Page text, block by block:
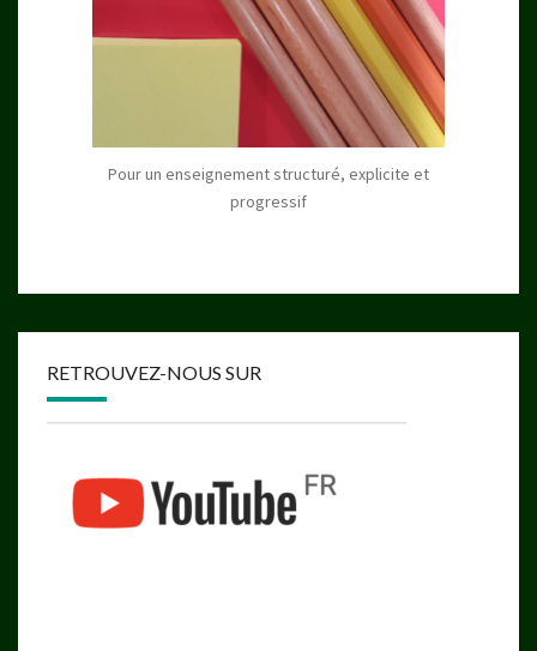
Pour un enseignement structuré, explicite et
progressif
RETROUVEZ-NOUS SUR